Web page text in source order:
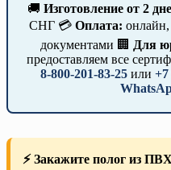
🚚 Изготовление от 2
СНГ 💳 Оплата:
документами 🏢 Для
предоставляем все
8-800-201-83-25или +7
⚡ Закажите полог из